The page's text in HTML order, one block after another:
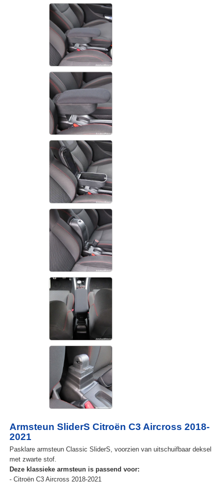
Armsteun SliderS Citroën C3 Aircross 2018-
2021
Pasklare armsteun Classic SliderS, voorzien van uitschuifbaar deksel
met zwarte stof.
Deze klassieke armsteun is passend voor:
- Citroën C3 Aircross 2018-2021